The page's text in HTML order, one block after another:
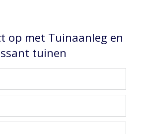
op met Tuinaanleg en
tuinen